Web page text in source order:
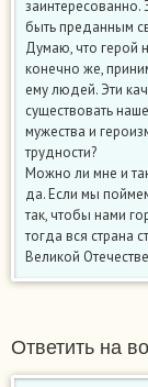
заинтересованно.
быть преданным
Думаю, что герой
конечно же,
ему людей. Эти
существовать
мужества и
трудности?
Можно ли мне и
да. Если мы
так, чтобы нами
тогда вся страна
Великой
Ответить на